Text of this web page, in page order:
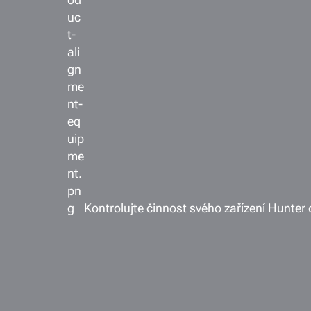
Kontrolujte činnost svého zařízení Hunter